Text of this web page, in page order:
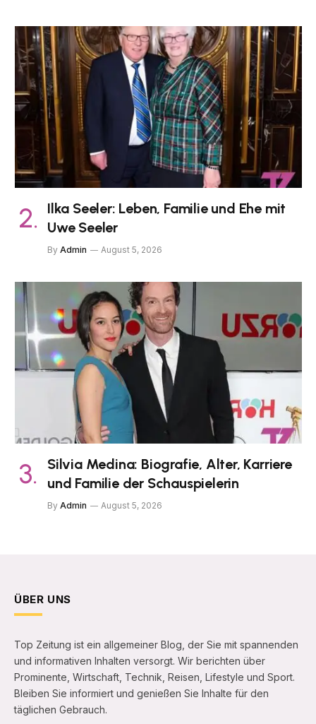
Ilka Seeler: Leben, Familie und Ehe mit
Uwe Seeler
By Admin August 5, 2026
Silvia Medina: Biografie, Alter, Karriere
und Familie der Schauspielerin
By Admin August 5, 2026
ÜBER UNS
Top Zeitung ist ein allgemeiner Blog, der Sie mit spannenden
und informativen Inhalten versorgt. Wir berichten über
Prominente, Wirtschaft, Technik, Reisen, Lifestyle und Sport.
Bleiben Sie informiert und genießen Sie Inhalte für den
täglichen Gebrauch.